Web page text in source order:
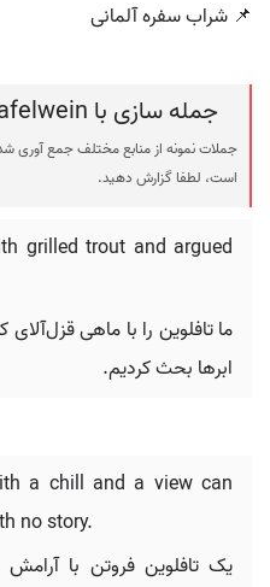
📌 شراب سفره آلمانی
جمله سازی با Tafelwein
جملات نمونه از منابع مختلف جمع آوری
است، لطفا گزارش دهید.
grilled trout and argued
ما تافلوین را با ماهی
ابرها بحث کردیم.
a chill and a view can
no story.
یک تافلوین فروتن با